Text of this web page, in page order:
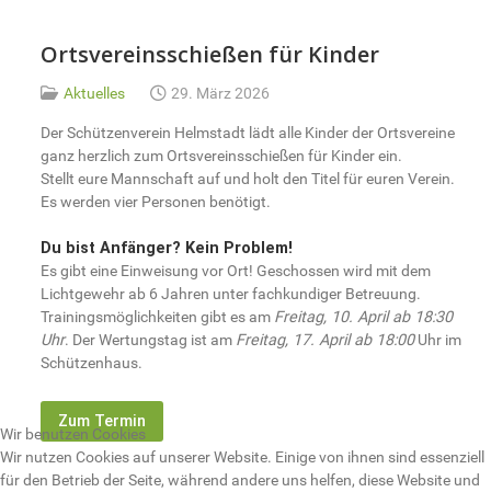
Ortsvereinsschießen für Kinder
Aktuelles 29. März 2026
Der Schützenverein Helmstadt lädt alle Kinder der Ortsvereine
ganz herzlich zum Ortsvereinsschießen für Kinder ein.
Stellt eure Mannschaft auf und holt den Titel für euren Verein.
Es werden vier Personen benötigt.
Du bist Anfänger? Kein Problem!
Es gibt eine Einweisung vor Ort! Geschossen wird mit dem
Lichtgewehr ab 6 Jahren unter fachkundiger Betreuung.
Trainingsmöglichkeiten gibt es am Freitag, 10. April ab 18:30
Uhr. Der Wertungstag ist am Freitag, 17. April ab 18:00Uhr im
Schützenhaus.
Zum Termin
Wir benutzen Cookies
Wir nutzen Cookies auf unserer Website. Einige von ihnen sind essenziell
für den Betrieb der Seite, während andere uns helfen, diese Website und